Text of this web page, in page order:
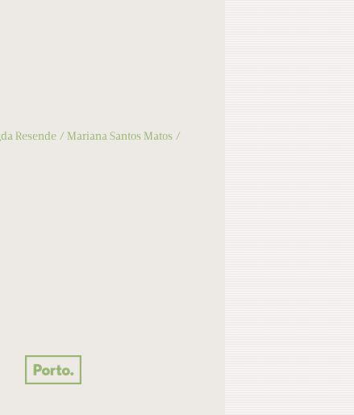
Resende
Mariana Santos Matos